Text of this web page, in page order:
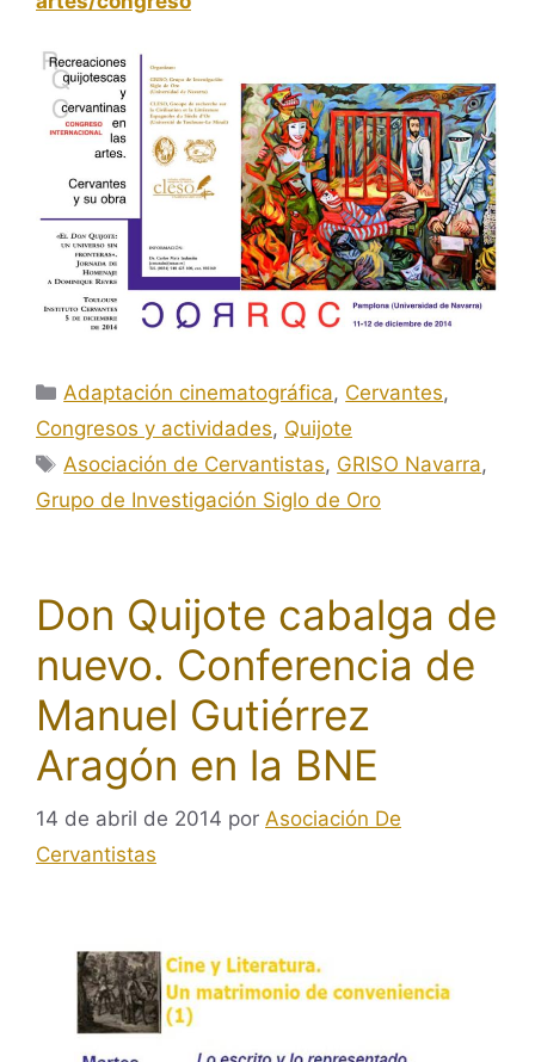
Categorías
Adaptación cinematográfica, Cervantes,
Congresos y actividades, Quijote
Etiquetas
Asociación de Cervantistas, GRISO Navarra,
Grupo de Investigación Siglo de Oro
Don Quijote cabalga de
nuevo. Conferencia de
Manuel Gutiérrez
Aragón en la BNE
14 de abril de 2014 por Asociación De
Cervantistas